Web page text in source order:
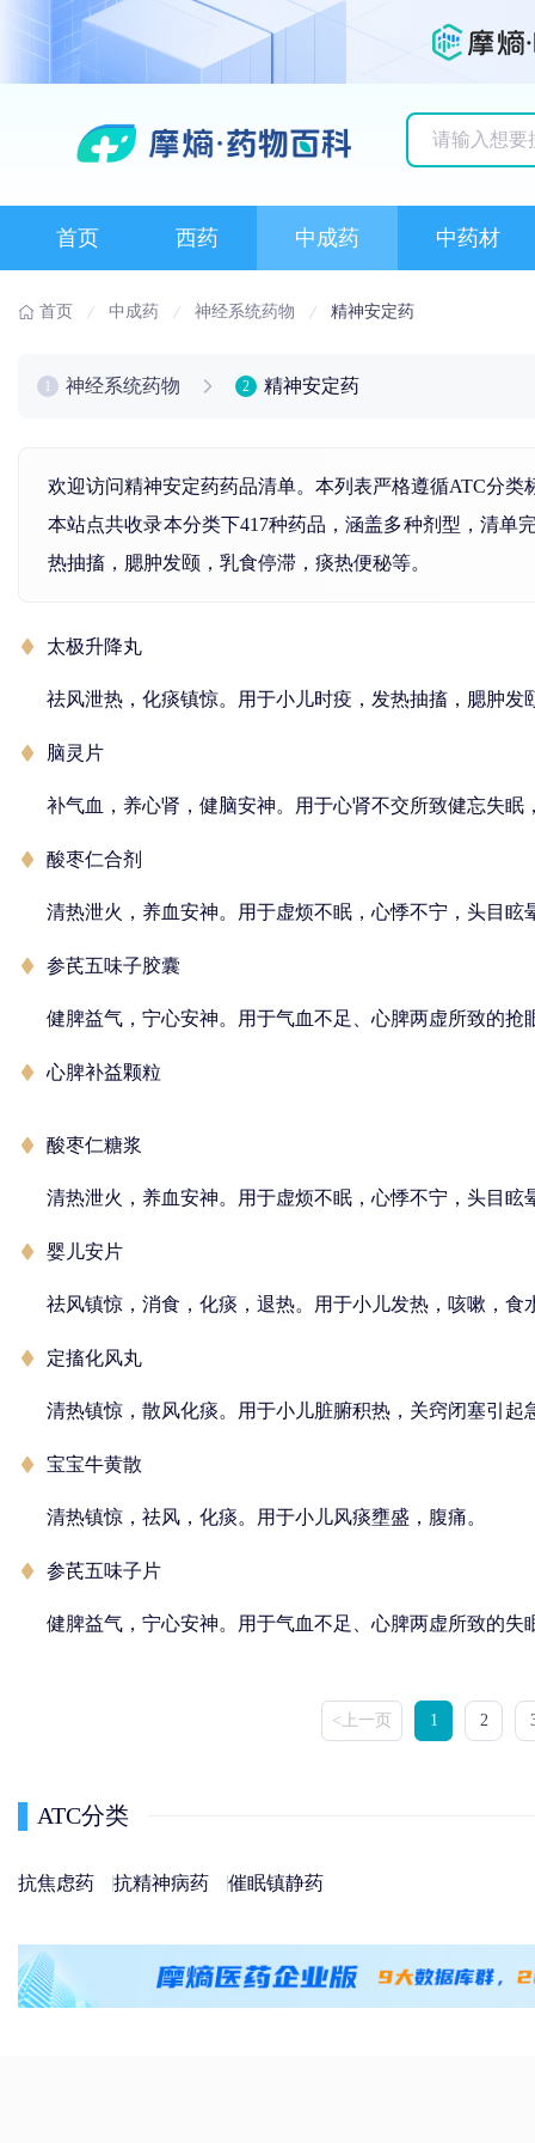
首页 西药 中成药 中药材
首页 中成药 神经系统药物 精神安定药
神经系统药物 2 精神安定药
欢迎访问精神安定药药品清单。本列表严格遵循ATC分
本站点共收录本分类下417种药品，涵盖多种剂型，清
热抽搐，腮肿发颐，乳食停滞，痰热便秘等。
太极升降丸
祛风泄热，化痰镇惊。用于小儿时疫，发热抽搐，腮肿发
脑灵片
补气血，养心肾，健脑安神。用于心肾不交所致健忘失
酸枣仁合剂
清热泄火，养血安神。用于虚烦不眠，心悸不宁，头目眩
参芪五味子胶囊
健脾益气，宁心安神。用于气血不足、心脾两虚所致的
心脾补益颗粒
酸枣仁糖浆
清热泄火，养血安神。用于虚烦不眠，心悸不宁，头目眩
婴儿安片
祛风镇惊，消食，化痰，退热。用于小儿发热，咳嗽，食
定搐化风丸
清热镇惊，散风化痰。用于小儿脏腑积热，关窍闭塞引
宝宝牛黄散
清热镇惊，祛风，化痰。用于小儿风痰壅盛，腹痛。
参芪五味子片
健脾益气，宁心安神。用于气血不足、心脾两虚所致的
<上一页 1 2
ATC分类
抗焦虑药 抗精神病药 催眠镇静药